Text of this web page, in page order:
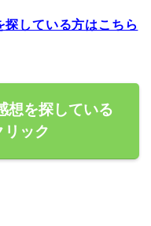
している方はこちら
を探している
ック